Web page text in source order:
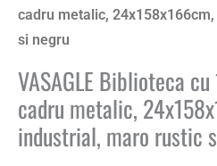
cadru metalic,
si negru
VASAGLE Biblioteca
cadru metalic,
industrial, maro rustic